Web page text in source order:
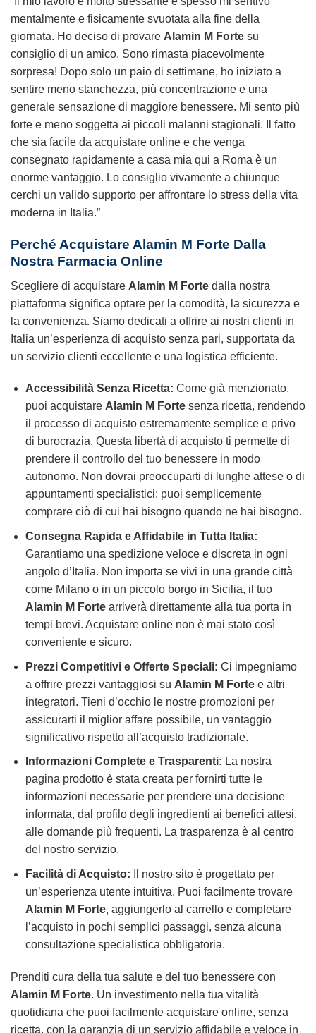
mentalmente e fisicamente svuotata alla fine della
giornata. Ho deciso di provare Alamin M Forte su
consiglio di un amico. Sono rimasta piacevolmente
sorpresa! Dopo solo un paio di settimane, ho iniziato a
sentire meno stanchezza, più concentrazione e una
generale sensazione di maggiore benessere. Mi sento più
forte e meno soggetta ai piccoli malanni stagionali. Il fatto
che sia facile da acquistare online e che venga
consegnato rapidamente a casa mia qui a Roma è un
enorme vantaggio. Lo consiglio vivamente a chiunque
cerchi un valido supporto per affrontare lo stress della vita
moderna in Italia.”
Perché Acquistare Alamin M Forte Dalla
Nostra Farmacia Online
Scegliere di acquistare Alamin M Forte dalla nostra
piattaforma significa optare per la comodità, la sicurezza e
la convenienza. Siamo dedicati a offrire ai nostri clienti in
Italia un’esperienza di acquisto senza pari, supportata da
un servizio clienti eccellente e una logistica efficiente.
Accessibilità Senza Ricetta: Come già menzionato,
puoi acquistare Alamin M Fortesenza ricetta, rendendo
il processo di acquisto estremamente semplice e privo
di burocrazia. Questa libertà di acquisto ti permette di
prendere il controllo del tuo benessere in modo
autonomo. Non dovrai preoccuparti di lunghe attese o di
appuntamenti specialistici; puoi semplicemente
comprare ciò di cui hai bisogno quando ne hai bisogno.
Consegna Rapida e Affidabile in Tutta Italia:
Garantiamo una spedizione veloce e discreta in ogni
angolo d’Italia. Non importa se vivi in una grande città
come Milano o in un piccolo borgo in Sicilia, il tuo
Alamin M Fortearriverà direttamente alla tua porta in
tempi brevi. Acquistare online non è mai stato così
conveniente e sicuro.
Prezzi Competitivi e Offerte Speciali: Ci impegniamo
a offrire prezzi vantaggiosi su Alamin M Fortee altri
integratori. Tieni d’occhio le nostre promozioni per
assicurarti il miglior affare possibile, un vantaggio
significativo rispetto all’acquisto tradizionale.
Informazioni Complete e Trasparenti: La nostra
pagina prodotto è stata creata per fornirti tutte le
informazioni necessarie per prendere una decisione
informata, dal profilo degli ingredienti ai benefici attesi,
alle domande più frequenti. La trasparenza è al centro
del nostro servizio.
Facilità di Acquisto: Il nostro sito è progettato per
un’esperienza utente intuitiva. Puoi facilmente trovare
Alamin M Forte, aggiungerlo al carrello e completare
l’acquisto in pochi semplici passaggi, senza alcuna
consultazione specialistica obbligatoria.
Prenditi cura della tua salute e del tuo benessere con
Alamin M Forte. Un investimento nella tua vitalità
quotidiana che puoi facilmente acquistare online, senza
ricetta, con la garanzia di un servizio affidabile e veloce in